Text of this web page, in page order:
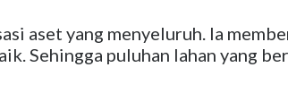
aset yang menyeluruh. Ia
Sehingga puluhan lahan yang